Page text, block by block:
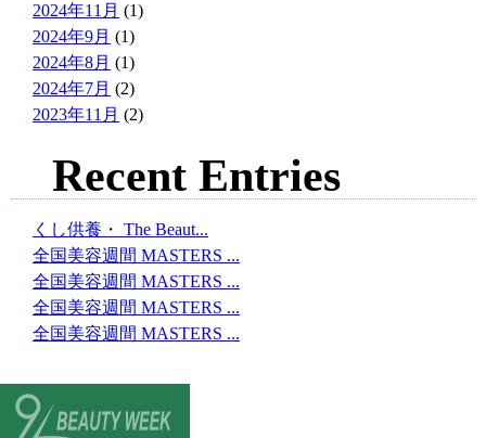
2024年11月 (1)
2024年9月 (1)
2024年8月 (1)
2024年7月 (2)
2023年11月 (2)
Recent Entries
くし供養・ The Beaut...
全国美容週間 MASTERS ...
全国美容週間 MASTERS ...
全国美容週間 MASTERS ...
全国美容週間 MASTERS ...